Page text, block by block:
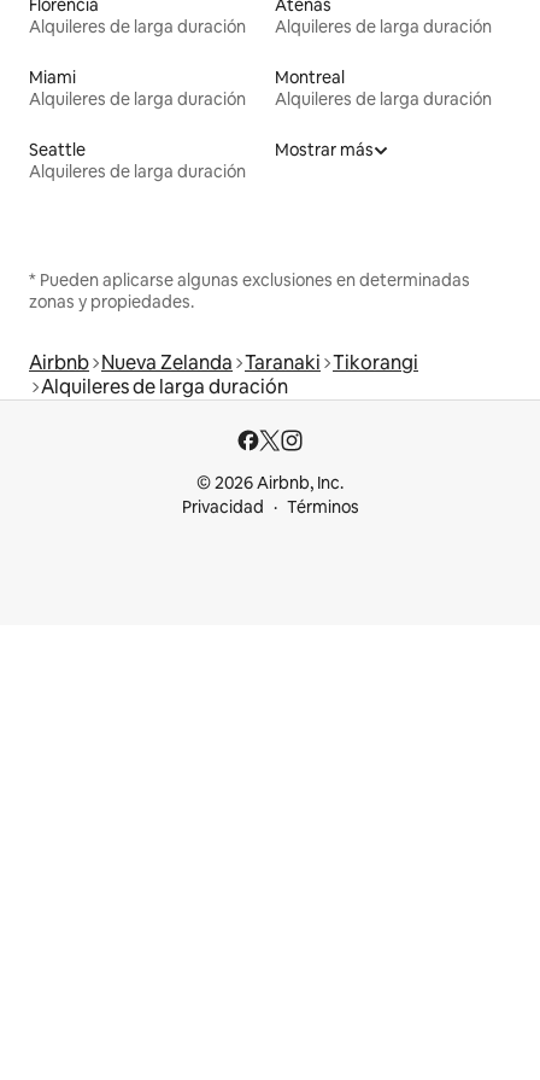
Florencia
Alquileres de larga duración
Atenas
Alquileres de larga duración
Miami
Alquileres de larga duración
Montreal
Alquileres de larga duración
Seattle
Alquileres de larga duración
Mostrar más
* Pueden aplicarse algunas exclusiones en determinadas
zonas y propiedades.
Airbnb Nueva Zelanda Taranaki Tikorangi
Alquileres de larga duración
© 2026 Airbnb, Inc.
Privacidad
Términos